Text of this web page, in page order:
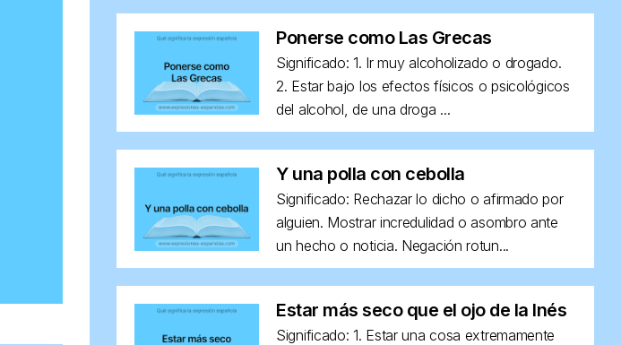
Ponerse como Las Grecas
Significado: 1. Ir muy alcoholizado o drogado.
2. Estar bajo los efectos físicos o psicológicos
del alcohol, de una droga ...
Y una polla con cebolla
Significado: Rechazar lo dicho o afirmado por
alguien. Mostrar incredulidad o asombro ante
un hecho o noticia. Negación rotun...
Estar más seco que el ojo de la Inés
Significado: 1. Estar una cosa extremamente